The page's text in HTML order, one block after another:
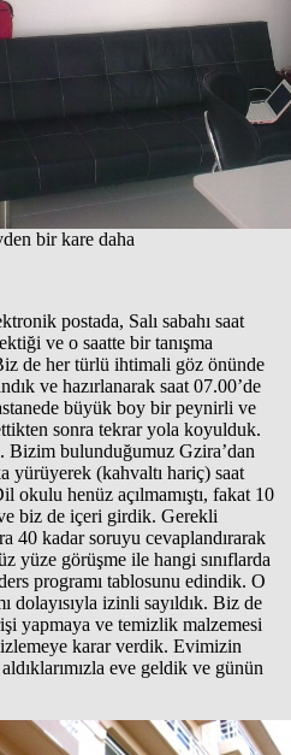
bir kare daha
postada, Salı sabahı saat
ve o saatte bir tanışma
Biz de her türlü ihtimali göz önünde
ve hazırlanarak saat 07.00’de
büyük boy bir peynirli ve
sonra tekrar yola koyulduk.
Bizim bulunduğumuz Gzira’dan
yürüyerek (kahvaltı hariç) saat
okulu henüz açılmamıştı, fakat 10
biz de içeri girdik. Gerekli
40 kadar soruyu cevaplandırarak
yüze görüşme ile hangi sınıflarda
programı tablosunu edindik. O
dolayısıyla izinli sayıldık. Biz de
yapmaya ve temizlik malzemesi
karar verdik. Evimizin
eve geldik ve günün